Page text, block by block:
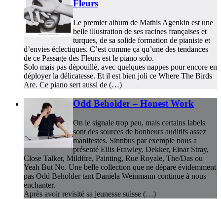
Fleurs
Le premier album de Mathis Agenkin est une
belle illustration de ses racines françaises et
turques, de sa solide formation de pianiste et
d’envies éclectiques. C’est comme ça qu’une des tendances
de ce Passage des Fleurs est le piano solo.
Solo mais pas dépouillé, avec quelques nappes pour encore en
déployer la délicatesse. Et il est bien joli ce Where The Birds
Are. Ce piano sert aussi de (…)
Odd Beholder – Honest Work
On le signale trop peu, mais certains labels
sont des sources de bonheurs auditifs assez
manifestes. Sinnbus par exemple nous a
présenté Eilis Frawley, Dekker, Einar Stray,
Close Talker, Mildfire, Painting, Rue Royale, The/Das ou
Yeah But No. Une belle collection que ne dépare évidemment
pas Odd Beholder tant Daniela Weinmann continue à nous
enchanter.
Après avoir revisité sa jeunesse suisse (…)